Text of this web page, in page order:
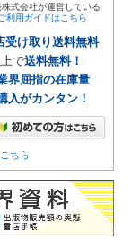
式会社が運営している
ご利用ガイドはこちら
受け取り送料無料
で送料無料！
界屈指の在庫量
入がカンタン！
ちら